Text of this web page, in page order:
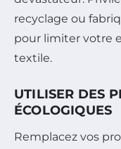
recyclage ou
pour limiter votre
textile.
UTILISER DES
ÉCOLOGIQUES
Remplacez vos